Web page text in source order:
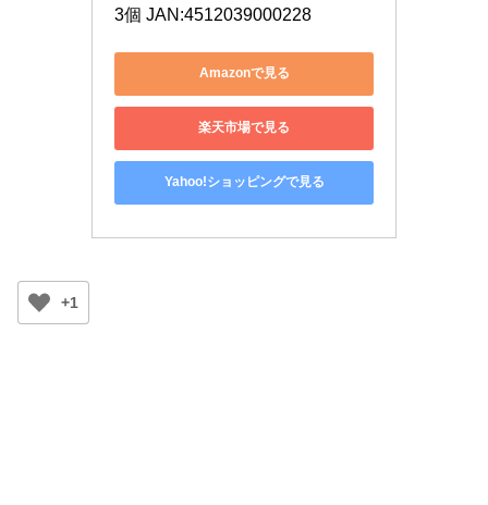
3個 JAN:4512039000228
Amazonで見る
楽天市場で見る
Yahoo!ショッピングで見る
+1